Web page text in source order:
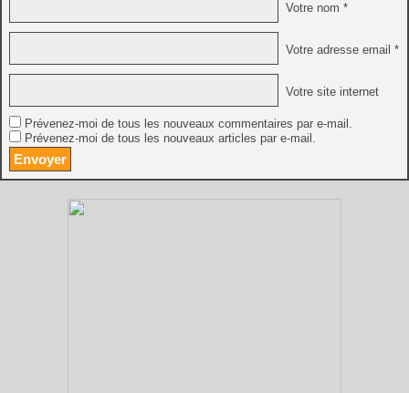
Votre nom *
Votre adresse email *
Votre site internet
Prévenez-moi de tous les nouveaux commentaires par e-mail.
Prévenez-moi de tous les nouveaux articles par e-mail.